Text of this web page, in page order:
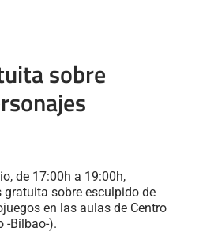
sobre
de 17:00h a 19:00h,
sobre esculpido de
en las aulas de Centro
-Bilbao-).